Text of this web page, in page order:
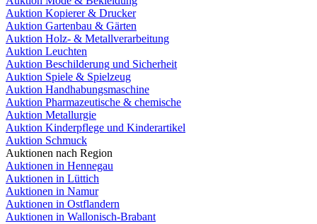
Auktion Kopierer & Drucker
Auktion Gartenbau & Gärten
Auktion Holz- & Metallverarbeitung
Auktion Leuchten
Auktion Beschilderung und Sicherheit
Auktion Spiele & Spielzeug
Auktion Handhabungsmaschine
Auktion Pharmazeutische & chemische
Auktion Metallurgie
Auktion Kinderpflege und Kinderartikel
Auktion Schmuck
Auktionen nach Region
Auktionen in Hennegau
Auktionen in Lüttich
Auktionen in Namur
Auktionen in Ostflandern
Auktionen in Wallonisch-Brabant